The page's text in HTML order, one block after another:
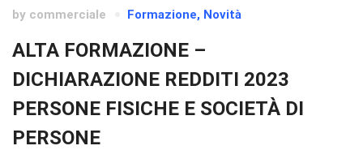
by commerciale Formazione, Novità
ALTA FORMAZIONE –
DICHIARAZIONE REDDITI 2023
PERSONE FISICHE E SOCIETÀ DI
PERSONE